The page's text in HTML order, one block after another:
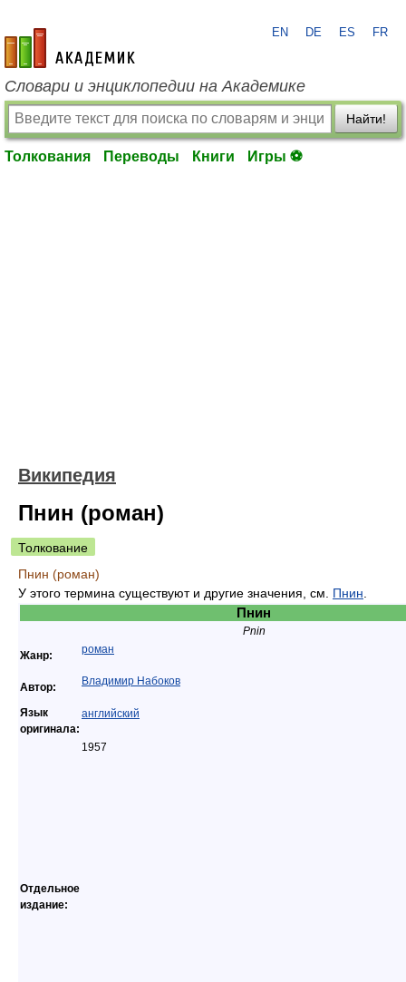
academic.ru
EN DE ES FR
Словари и энциклопедии на Академике
Найти!
Толкования Переводы Книги Игры ⚽
Википедия
Пнин (роман)
Толкование
Пнин (роман)
У этого термина существуют и другие значения, см. Пнин
Пнин
Pnin
Жанр:
роман
Автор: Владимир Набоков
Язык
оригинала:
английский
Отдельное
издание:
1957